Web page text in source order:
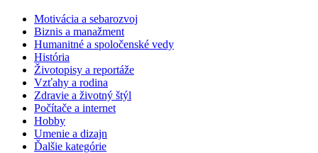
Motivácia a sebarozvoj
Biznis a manažment
Humanitné a spoločenské vedy
História
Životopisy a reportáže
Vzťahy a rodina
Zdravie a životný štýl
Počítače a internet
Hobby
Umenie a dizajn
Ďalšie kategórie